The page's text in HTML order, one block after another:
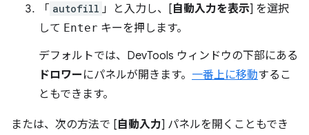
「 autofill 」と入力し、[自動入力を表示] を選択
して Enter キーを押します。
デフォルトでは、DevTools ウィンドウの下部にある
ドロワー にパネルが開きます。 一番上に移動するこ
ともできます。
または、次の方法で [自動入力] パネルを開くこともでき